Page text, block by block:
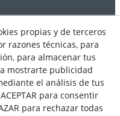
SL - Todos los
de Uso
propias y de terceros
razones técnicas, para
para almacenar tus
mostrarte publicidad
el análisis de tus
para consentir
para rechazar todas